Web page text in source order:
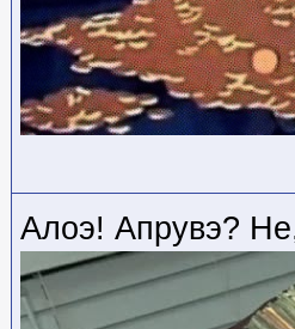
Алоэ! Апрувэ?